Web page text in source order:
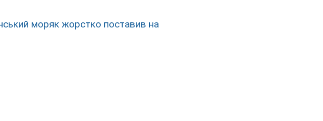
моряк жорстко поставив на